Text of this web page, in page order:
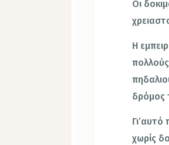
Οι
Η
δρόμος
χωρίς